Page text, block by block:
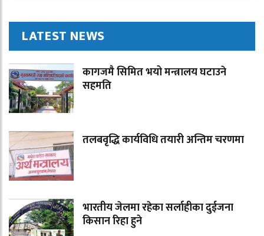
LATEST NEWS
कागजमै सिमित भयो मन्त्रालय घटाउने
सहमति
तलबवृद्धि कार्यविधि तयारी अन्तिम चरणमा
भारतीय जेलमा रहेका सर्लाहीका दुईजना
किसान रिहा हुने